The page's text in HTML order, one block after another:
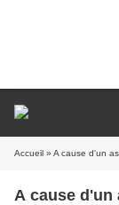
Accueil » A cause d'un
A cause d'un